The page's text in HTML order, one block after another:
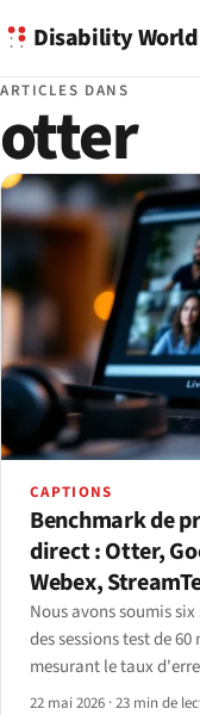
Disability World
ARTICLES DANS
otter
CAPTIONS
Benchmark de
direct : Otter,
Webex,
Nous avons soumis
des sessions test de
mesurant le taux
mémorisation des
22 mai 2026 ·23 min de